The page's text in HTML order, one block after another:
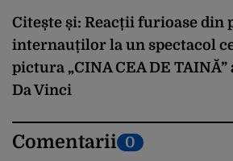
Citește și: Reacții furioase din
internauților la un spectacol
pictura „CINA CEA DE
Da Vinci
Comentarii 0